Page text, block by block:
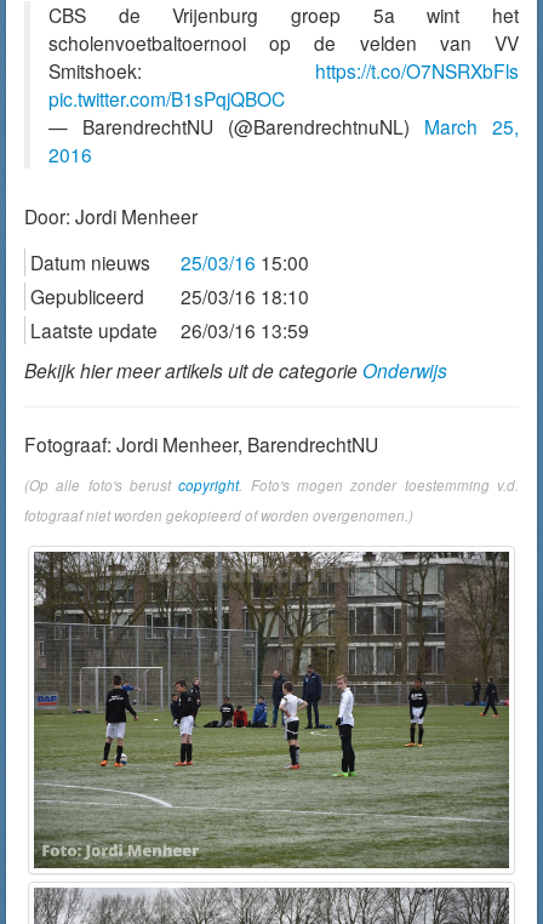
CBS de Vrijenburg groep 5a wint het
scholenvoetbaltoernooi op de velden van VV
Smitshoek: https://t.co/O7NSRXbFls
pic.twitter.com/B1sPqjQBOC
— BarendrechtNU (@BarendrechtnuNL) March 25,
2016
Door: Jordi Menheer
Datum nieuws
25/03/16 15:00
Gepubliceerd
25/03/16 18:10
Laatste update
26/03/16 13:59
Bekijk hier meer artikels uit de categorieOnderwijs
Fotograaf: Jordi Menheer, BarendrechtNU
(Op alle foto's berustcopyright. Foto's mogen zonder toestemming v.d.
fotograaf niet worden gekopieerd of worden overgenomen.)